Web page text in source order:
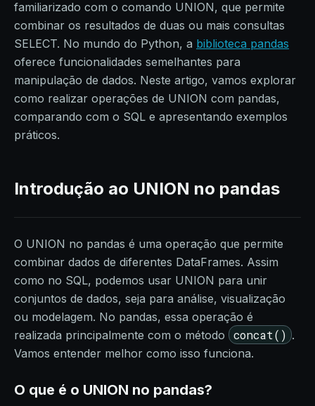
familiarizado com o comando UNION, que permite
combinar os resultados de duas ou mais consultas
SELECT. No mundo do Python, a biblioteca pandas
oferece funcionalidades semelhantes para
manipulação de dados. Neste artigo, vamos explorar
como realizar operações de UNION com pandas,
comparando com o SQL e apresentando exemplos
práticos.
Introdução ao UNION no pandas
O UNION no pandas é uma operação que permite
combinar dados de diferentes DataFrames. Assim
como no SQL, podemos usar UNION para unir
conjuntos de dados, seja para análise, visualização
ou modelagem. No pandas, essa operação é
realizada principalmente com o método
concat() .
Vamos entender melhor como isso funciona.
O que é o UNION no pandas?